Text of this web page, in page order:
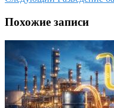
Похожие записи